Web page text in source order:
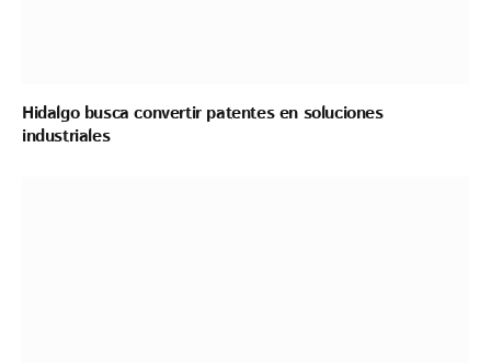
Hidalgo busca convertir patentes en soluciones
industriales